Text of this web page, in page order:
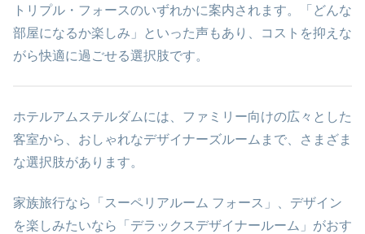
トリプル・フォースのいずれかに案内されます。「どんな
部屋になるか楽しみ」といった声もあり、コストを抑えな
がら快適に過ごせる選択肢です。
ホテルアムステルダムには、ファミリー向けの広々とした
客室から、おしゃれなデザイナーズルームまで、さまざま
な選択肢があります。
家族旅行なら「スーペリアルーム フォース」、デザイン
を楽しみたいなら「デラックスデザイナールーム」がおす